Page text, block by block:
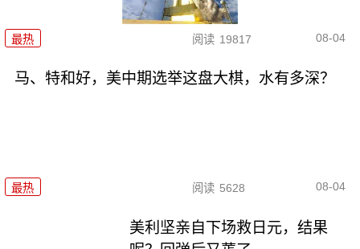
最热 阅读 19817 08-04
马、特和好，美中期选举这盘大棋，水有多深？
最热 阅读 5628 08-04
美利坚亲自下场救日元，结果